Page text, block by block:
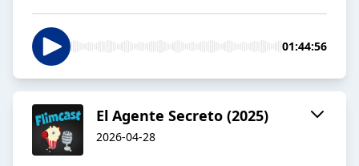
01:44:56
El Agente Secreto (2025)
2026-04-28